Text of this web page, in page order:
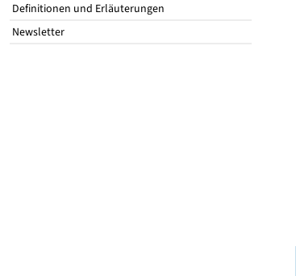
Definitionen und Erläuterungen
Newsletter